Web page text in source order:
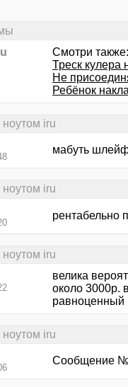
Смотри также:
Треск кулера
Не
Ребёнок
iru
мабуть
iru
рентабельно
iru
велика
около 3000р.
равноценный
iru
Сообщение